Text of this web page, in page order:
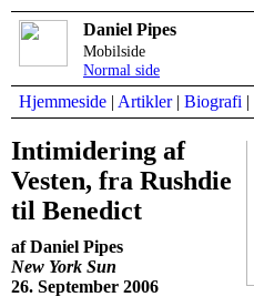
Daniel Pipes
Mobilside
Normal side
Hjemmeside | Artikler| Biografi |
Intimidering af
Vesten, fra Rushdie
til Benedict
af Daniel Pipes
New York Sun
26. September 2006